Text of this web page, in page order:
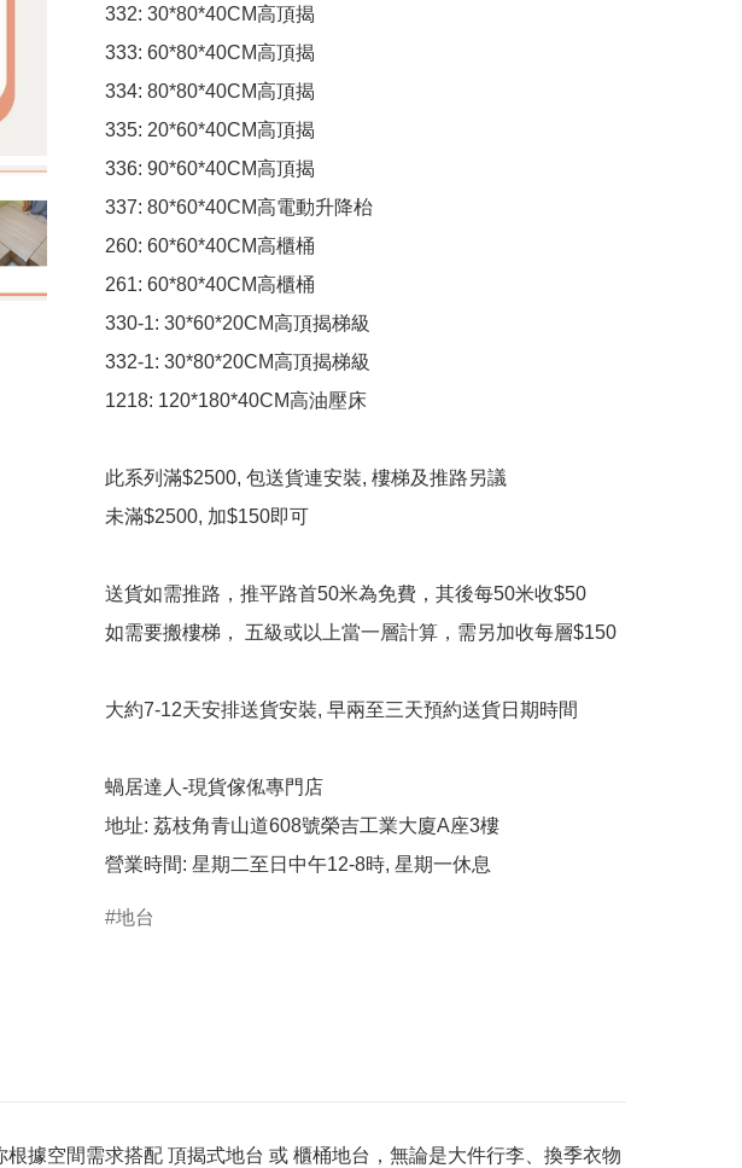
332: 30*80*40CM高頂揭
333: 60*80*40CM高頂揭
334: 80*80*40CM高頂揭
335: 20*60*40CM高頂揭
336: 90*60*40CM高頂揭
337: 80*60*40CM高電動升降枱
260: 60*60*40CM高櫃桶
261: 60*80*40CM高櫃桶
330-1: 30*60*20CM高頂揭梯級
332-1: 30*80*20CM高頂揭梯級
1218: 120*180*40CM高油壓床
此系列滿$2500, 包送貨連安裝, 樓梯及推路另議
未滿$2500, 加$150即可
送貨如需推路，推平路首50米為免費，其後每50米收$50
如需要搬樓梯， 五級或以上當一層計算，需另加收每層$150
大約7-12天安排送貨安裝, 早兩至三天預約送貨日期時間
蝸居達人-現貨傢俬專門店
地址: 荔枝角青山道608號榮吉工業大廈A座3樓
地台
據空間需求搭配 頂揭式地台 或 櫃桶地台，無論是大件行李、換季衣物